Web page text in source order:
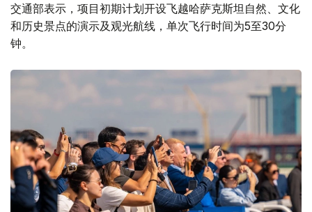
交通部表示，项目初期计划开设飞越哈萨克斯坦自然、文化
和历史景点的演示及观光航线，单次飞行时间为5至30分
钟。